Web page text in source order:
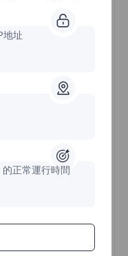
理
地址
的正常運行時間